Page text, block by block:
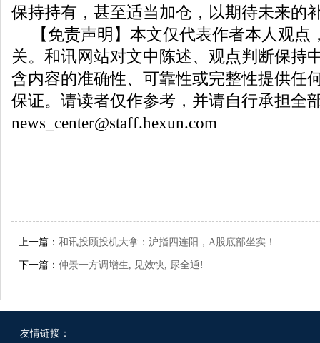
保持持有，甚至适当加仓，以期待未来的
【免责声明】本文仅代表作者本人观点
关。和讯网站对文中陈述、观点判断保持
含内容的准确性、可靠性或完整性提供任
保证。请读者仅作参考，并请自行承担全
news_center@staff.hexun.com
上一篇： 和讯投顾投机大拿：沪指四连阳，A股底部坐实！
下一篇： 仲景一方调增生, 见效快, 尿全通!
友情链接：